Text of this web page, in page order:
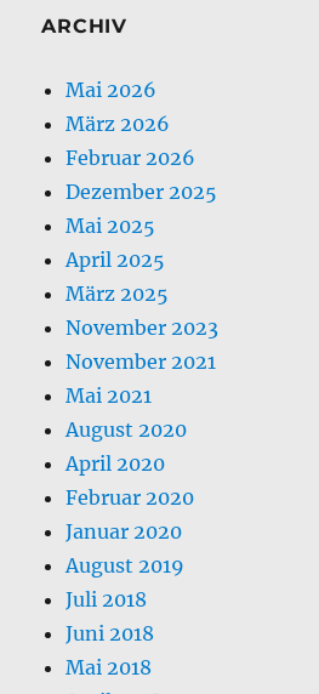
ARCHIV
Mai 2026
März 2026
Februar 2026
Dezember 2025
Mai 2025
April 2025
März 2025
November 2023
November 2021
Mai 2021
August 2020
April 2020
Februar 2020
Januar 2020
August 2019
Juli 2018
Juni 2018
Mai 2018